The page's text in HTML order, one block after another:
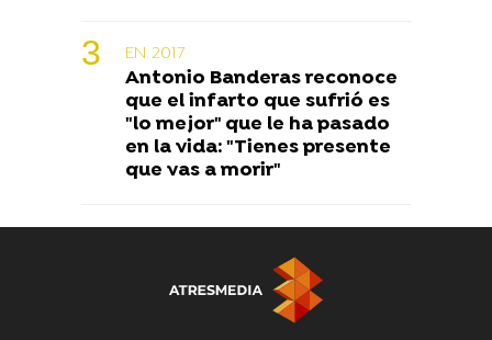
EN 2017
Antonio Banderas reconoce
que el infarto que sufrió es
"lo mejor" que le ha pasado
en la vida: "Tienes presente
que vas a morir"